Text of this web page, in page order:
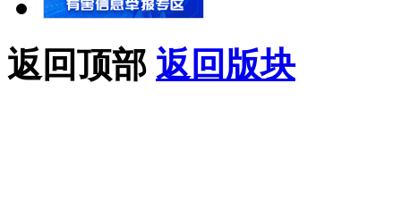
返回顶部 返回版块